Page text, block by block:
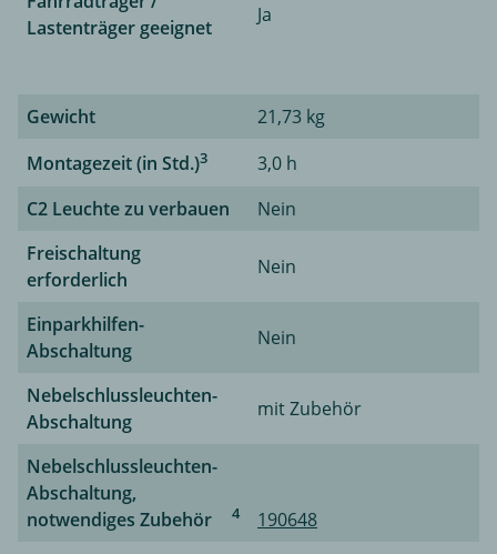
Lastenträger geeignet
Ja
Gewicht
21,73 kg
Montagezeit (in Std.)3
3,0 h
C2 Leuchte zu verbauen
Nein
Freischaltung
erforderlich
Nein
Einparkhilfen-
Abschaltung
Nein
Nebelschlussleuchten-
Abschaltung
mit Zubehör
Nebelschlussleuchten-
Abschaltung,
notwendiges Zubehör
4
190648